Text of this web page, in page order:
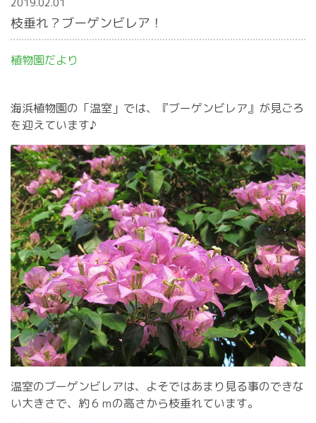
枝垂れ？ブーゲンビレア！
植物園だより
海浜植物園の「温室」では、『ブーゲンビレア』が見ごろ
を迎えています♪
温室のブーゲンビレアは、よそではあまり見る事のできな
い大きさで、約６ｍの高さから枝垂れています。